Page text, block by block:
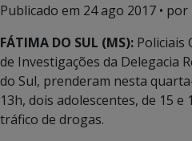
Publicado em 24 ago 2017 • por
FÁTIMA DO SUL (MS): Policiais
de Investigações da Delegacia
do Sul, prenderam nesta
13h, dois adolescentes, de 15 e
tráfico de drogas.